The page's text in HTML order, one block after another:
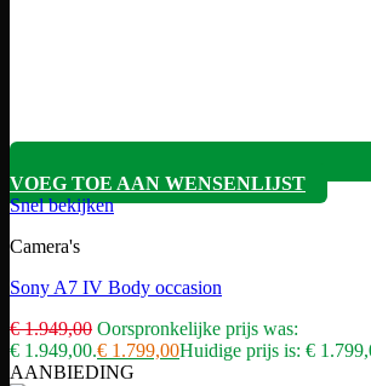
VOEG TOE AAN WENSENLIJST
Snel bekijken
Camera's
Sony A7 IV Body occasion
€1.949,00 Oorspronkelijke prijs was:
€ 1.949,00.€ 1.799,00Huidige prijs is: €
AANBIEDING